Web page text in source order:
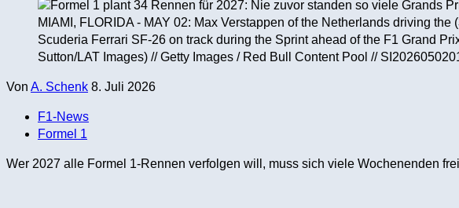
MIAMI, FLORIDA - MAY 02: Max Verstappen of the Netherlands driving
Scuderia Ferrari SF-26 on track during the Sprint ahead of the F1 Grand
Sutton/LAT Images) // Getty Images / Red Bull Content Pool //
Von A. Schenk 8. Juli 2026
F1-News
Formel 1
Wer 2027 alle Formel 1-Rennen verfolgen will, muss sich viele Wochenenden